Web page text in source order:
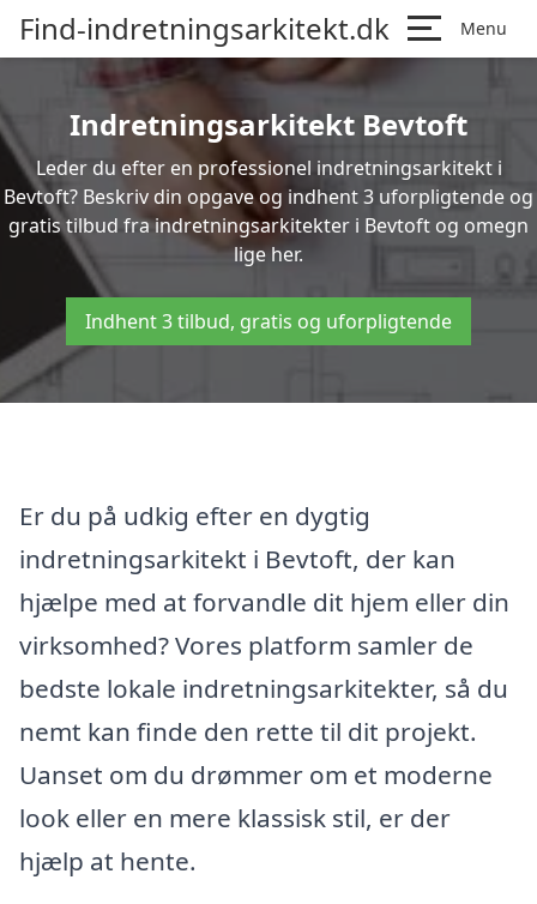
Find-indretningsarkitekt.dk Menu
Indretningsarkitekt Bevtoft
Leder du efter en professionel indretningsarkitekt i
Bevtoft? Beskriv din opgave og indhent 3 uforpligtende og
gratis tilbud fra indretningsarkitekter i Bevtoft og omegn
lige her.
Indhent 3 tilbud, gratis og uforpligtende
Er du på udkig efter en dygtig
indretningsarkitekt i Bevtoft, der kan
hjælpe med at forvandle dit hjem eller din
virksomhed? Vores platform samler de
bedste lokale indretningsarkitekter, så du
nemt kan finde den rette til dit projekt.
Uanset om du drømmer om et moderne
look eller en mere klassisk stil, er der
hjælp at hente.